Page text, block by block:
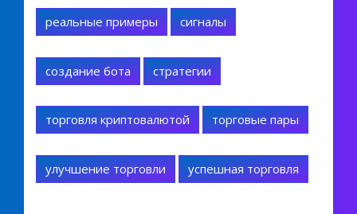
реальные примеры сигналы
создание бота стратегии
торговля криптовалютой торговые пары
улучшение торговли успешная торговля